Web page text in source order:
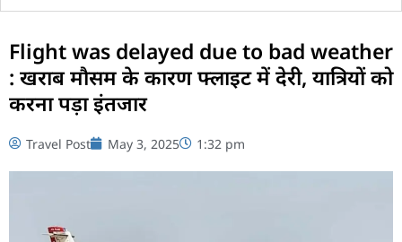
Flight was delayed due to bad weather
: खराब मौसम के कारण फ्लाइट में देरी, यात्रियों को
करना पड़ा इंतजार
Travel Post May 3, 2025 1:32 pm